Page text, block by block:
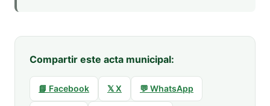
Compartir este acta municipal:
📘 Facebook 𝕏 X 💬 WhatsApp